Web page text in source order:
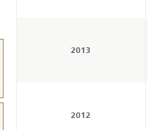
2013
2012